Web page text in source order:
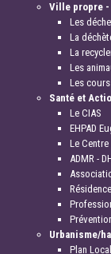
Ville propre -
Les
La
La
Les
Les
Santé et
Le CIAS
EHPAD
Le
ADMR -
Urbanisme/
Plan